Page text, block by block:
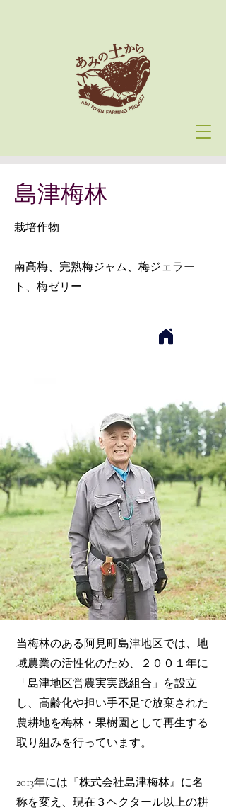
島津梅林
栽培作物
南高梅、完熟梅ジャム、梅ジェラー
ト、梅ゼリー
当梅林のある阿見町島津地区では、地
域農業の活性化のため、２００１年に
「島津地区営農実実践組合」を設立
し、高齢化や担い手不足で放棄された
農耕地を梅林・果樹園として再生する
取り組みを行っています。
2013年には『株式会社島津梅林』に名
称を変え、現在３ヘクタール以上の耕